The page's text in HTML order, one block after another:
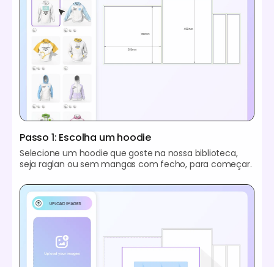
Passo 1: Escolha um hoodie
Selecione um hoodie que goste na nossa biblioteca,
seja raglan ou sem mangas com fecho, para começar.